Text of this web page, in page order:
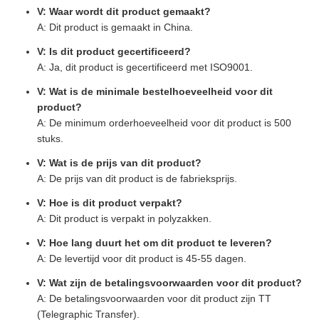
V: Waar wordt dit product gemaakt?
A: Dit product is gemaakt in China.
V: Is dit product gecertificeerd?
A: Ja, dit product is gecertificeerd met ISO9001.
V: Wat is de minimale bestelhoeveelheid voor dit
product?
A: De minimum orderhoeveelheid voor dit product is 500
stuks.
V: Wat is de prijs van dit product?
A: De prijs van dit product is de fabrieksprijs.
V: Hoe is dit product verpakt?
A: Dit product is verpakt in polyzakken.
V: Hoe lang duurt het om dit product te leveren?
A: De levertijd voor dit product is 45-55 dagen.
V: Wat zijn de betalingsvoorwaarden voor dit product?
A: De betalingsvoorwaarden voor dit product zijn TT
(Telegraphic Transfer).